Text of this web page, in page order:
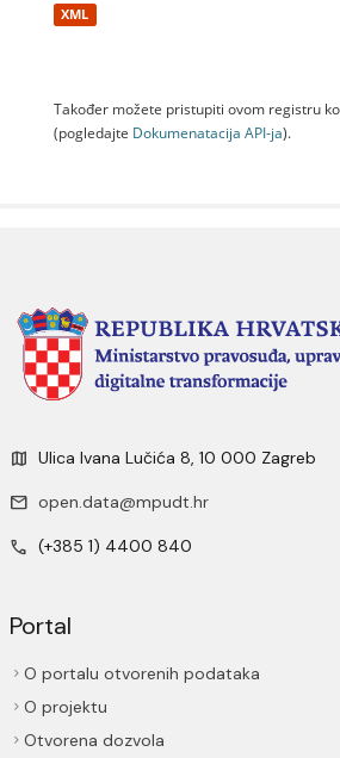
XML
Također možete pristupiti ovom registru
(pogledajte Dokumenаtаcijа API-jа).